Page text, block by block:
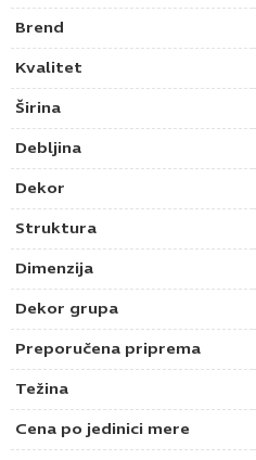
Brend
Kvalitet
Širina
Debljina
Dekor
Struktura
Dimenzija
Dekor grupa
Preporučena priprema
Težina
Cena po jedinici mere